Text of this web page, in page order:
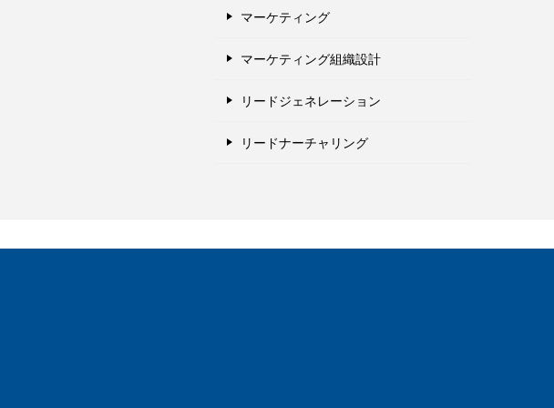
マーケティング
マーケティング組織設計
リードジェネレーション
リードナーチャリング